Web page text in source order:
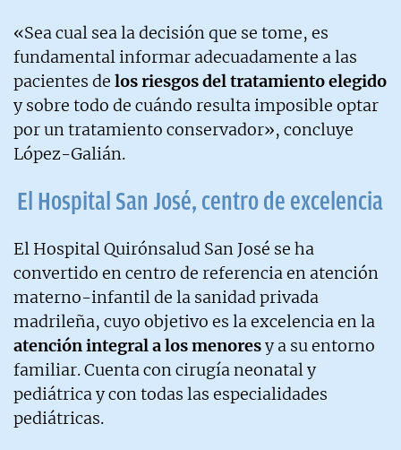
«Sea cual sea la decisión que se tome, es
fundamental informar adecuadamente a las
pacientes de los riesgos del tratamiento elegido
y sobre todo de cuándo resulta imposible optar
por un tratamiento conservador», concluye
López-Galián.
El Hospital San José, centro de excelencia
El Hospital Quirónsalud San José se ha
convertido en centro de referencia en atención
materno-infantil de la sanidad privada
madrileña, cuyo objetivo es la excelencia en la
atención integral a los menoresy a su entorno
familiar. Cuenta con cirugía neonatal y
pediátrica y con todas las especialidades
pediátricas.